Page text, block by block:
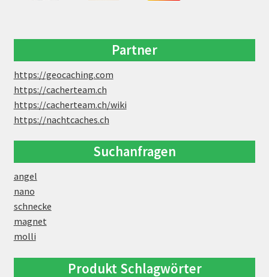
Partner
https://geocaching.com
https://cacherteam.ch
https://cacherteam.ch/wiki
https://nachtcaches.ch
Suchanfragen
angel
nano
schnecke
magnet
molli
Produkt Schlagwörter